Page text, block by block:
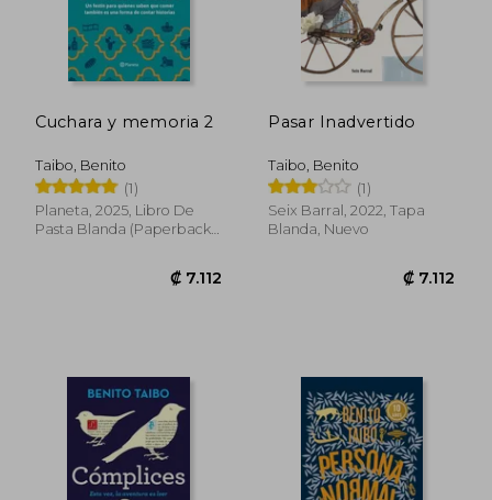
Cuchara y memoria 2
Taibo, Benito
(1)
Planeta, 2025, Libro De
Pasta Blanda (paperback),
Pasar Inadvertido
Taibo, Benito
(1)
Seix Barral, 2022, Tapa
Blanda, Nuevo